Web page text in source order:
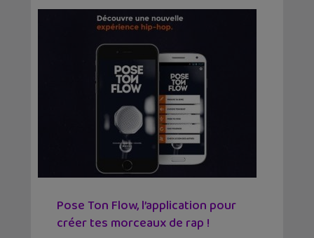
Pose Ton Flow, l’application pour
créer tes morceaux de rap !